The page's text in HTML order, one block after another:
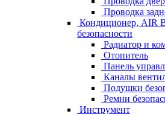
Проводка
Кондиционер, AIR
безопасности
Радиатор и
Отопитель
Панель
Каналы
Подушки
Ремни
Инструмент